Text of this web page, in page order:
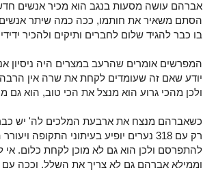
אברהם עושה מסעות בנגב הוא מכיר אנשים
הסתם משאיר את חותמו, ככה כמה שיתר אנשים
בו כבר להגיד שלום לחברים ותיקים ולהכיר
המפרשים אומרים שהרעב במצרים היה ניסיון
יודע שאם זה שעומדים לקחת את שרה אין
ולכן מהכי גרוע הוא מנצל את הכי טוב, הוא גם
כשאברהם מנצח את ארבעת המלכים לה' יש
רק עם 318 נערים יופיע בעיתוני
להתפרסם ולכן הוא גם לא מוכן לקחת כלום.
וממילא אברהם גם לא צריך את השלל. וככה